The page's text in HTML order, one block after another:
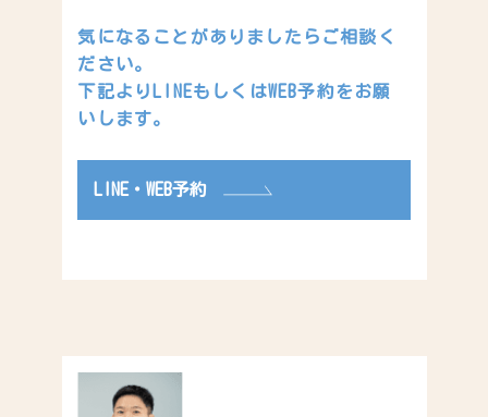
気になることがありましたらご相談く
ださい。
下記よりLINEもしくはWEB予約をお願
いします。
LINE・WEB予約